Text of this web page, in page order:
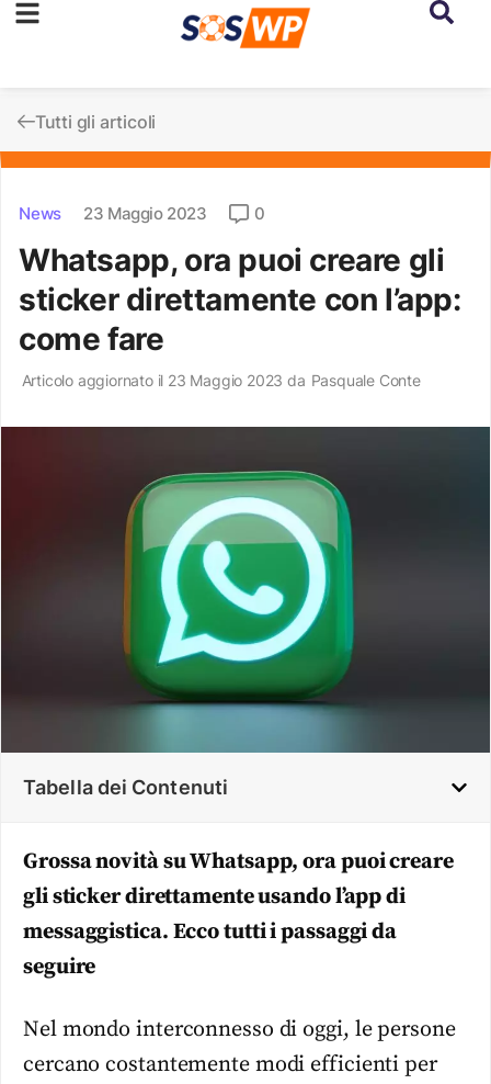
Tutti gli articoli
News 23 Maggio 2023 0
Whatsapp, ora puoi creare gli
sticker direttamente con l’app:
come fare
Articolo aggiornato il 23 Maggio 2023 da Pasquale Conte
Tabella dei Contenuti
Grossa novità su Whatsapp, ora puoi creare
gli sticker direttamente usando l’app di
messaggistica. Ecco tutti i passaggi da
seguire
Nel mondo interconnesso di oggi, le persone
cercano costantemente modi efficienti per